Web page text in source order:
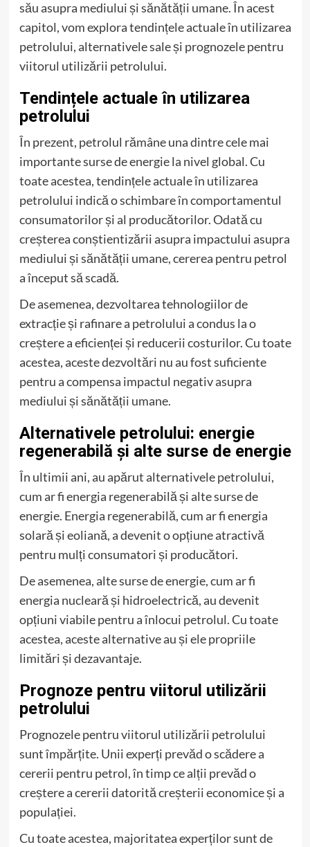
său asupra mediului și sănătății umane. În acest
capitol, vom explora tendințele actuale în utilizarea
petrolului, alternativele sale și prognozele pentru
viitorul utilizării petrolului.
Tendințele actuale în utilizarea
petrolului
În prezent, petrolul rămâne una dintre cele mai
importante surse de energie la nivel global. Cu
toate acestea, tendințele actuale în utilizarea
petrolului indică o schimbare în comportamentul
consumatorilor și al producătorilor. Odată cu
creșterea conștientizării asupra impactului asupra
mediului și sănătății umane, cererea pentru petrol
a început să scadă.
De asemenea, dezvoltarea tehnologiilor de
extracție și rafinare a petrolului a condus la o
creștere a eficienței și reducerii costurilor. Cu toate
acestea, aceste dezvoltări nu au fost suficiente
pentru a compensa impactul negativ asupra
mediului și sănătății umane.
Alternativele petrolului: energie
regenerabilă și alte surse de energie
În ultimii ani, au apărut alternativele petrolului,
cum ar fi energia regenerabilă și alte surse de
energie. Energia regenerabilă, cum ar fi energia
solară și eoliană, a devenit o opțiune atractivă
pentru mulți consumatori și producători.
De asemenea, alte surse de energie, cum ar fi
energia nucleară și hidroelectrică, au devenit
opțiuni viabile pentru a înlocui petrolul. Cu toate
acestea, aceste alternative au și ele propriile
limitări și dezavantaje.
Prognoze pentru viitorul utilizării
petrolului
Prognozele pentru viitorul utilizării petrolului
sunt împărțite. Unii experți prevăd o scădere a
cererii pentru petrol, în timp ce alții prevăd o
creștere a cererii datorită creșterii economice și a
populației.
Cu toate acestea, majoritatea experților sunt de